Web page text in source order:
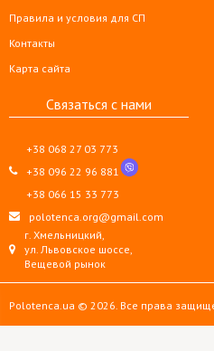
Правила и условия для СП
Контакты
Карта сайта
Связаться с нами
+38 068 27 03 773
+38 096 22 96 881
+38 066 15 33 773
polotenca.org@gmail.com
г. Хмельницкий,
ул. Львовское шоссе,
Вещевой рынок
Polotenca.ua © 2026. Все права